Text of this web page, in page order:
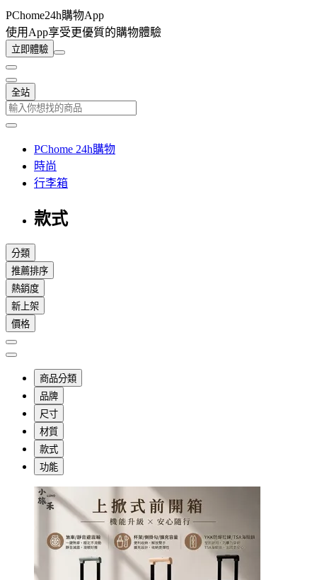
PChome24h購物App
使用App享受更優質的購物體驗
立即體驗
全站
PChome 24h購物
時尚
行李箱
款式
分類
推薦排序
熱銷度
新上架
價格
商品分類
品牌
尺寸
材質
款式
功能